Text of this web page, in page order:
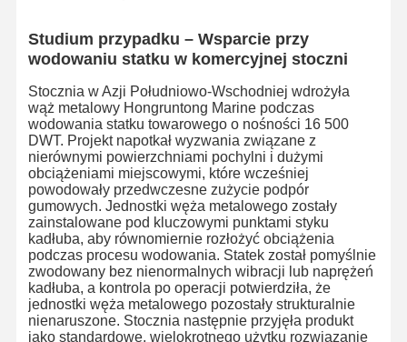
Do Domu Produkty O Nas
Wycieczka
Po Fabryce
Studium przypadku – Wsparcie przy
wodowaniu statku w komercyjnej stoczni
Stocznia w Azji Południowo-Wschodniej wdrożyła
wąż metalowy Hongruntong Marine podczas
wodowania statku towarowego o nośności 16 500
DWT. Projekt napotkał wyzwania związane z
nierównymi powierzchniami pochylni i dużymi
obciążeniami miejscowymi, które wcześniej
powodowały przedwczesne zużycie podpór
gumowych. Jednostki węża metalowego zostały
zainstalowane pod kluczowymi punktami styku
kadłuba, aby równomiernie rozłożyć obciążenia
podczas procesu wodowania. Statek został pomyślnie
zwodowany bez nienormalnych wibracji lub naprężeń
kadłuba, a kontrola po operacji potwierdziła, że
jednostki węża metalowego pozostały strukturalnie
nienaruszone. Stocznia następnie przyjęła produkt
jako standardowe, wielokrotnego użytku rozwiązanie